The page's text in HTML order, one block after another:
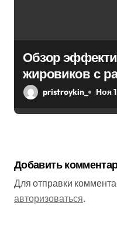
Обзор
жировиков с
эффектом
pristroykin_ Ноя
Добавить
Для отправки
авторизоваться.